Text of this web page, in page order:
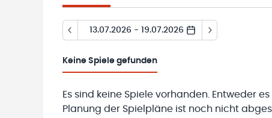
13.07.2026 - 19.07.2026
Keine Spiele gefunden
Es sind keine Spiele vorhanden. Entweder
Planung der Spielpläne ist noch nicht